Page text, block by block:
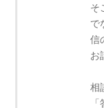
そ
で
信
お
相